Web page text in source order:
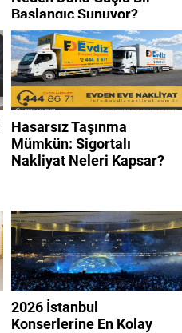
Başlangıç Sunuyor?
Hasarsız Taşınma
Mümkün: Sigortalı
Nakliyat Neleri Kapsar?
2026 İstanbul
Konserlerine En Kolay